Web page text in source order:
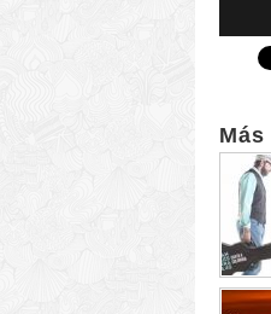
Más